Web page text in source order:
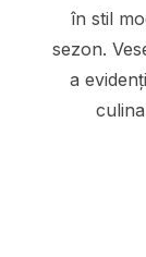
în stil
sezon.
a